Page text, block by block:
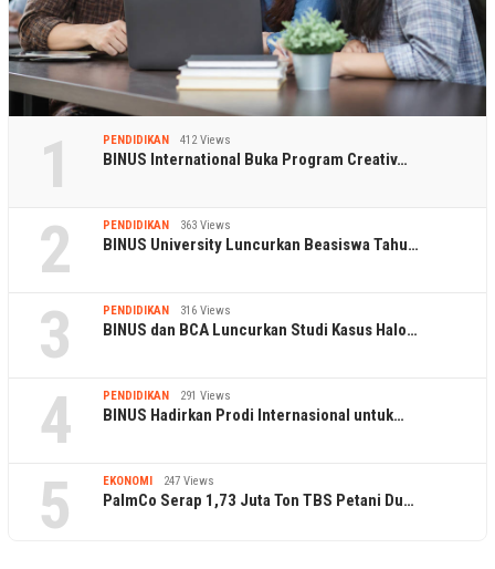
1 PENDIDIKAN 412 Views
BINUS International Buka Program Creativ…
2 PENDIDIKAN 363 Views
BINUS University Luncurkan Beasiswa Tahu…
3 PENDIDIKAN 316 Views
BINUS dan BCA Luncurkan Studi Kasus Halo…
4 PENDIDIKAN 291 Views
BINUS Hadirkan Prodi Internasional untuk…
5 EKONOMI 247 Views
PalmCo Serap 1,73 Juta Ton TBS Petani Du…